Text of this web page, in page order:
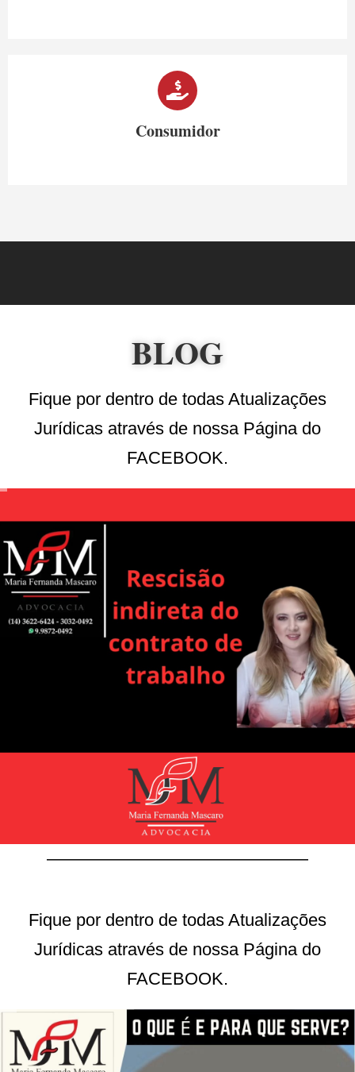
Consumidor
BLOG
Fique por dentro de todas Atualizações
Jurídicas através de nossa Página do
FACEBOOK.
———————————————
Fique por dentro de todas Atualizações
Jurídicas através de nossa Página do
FACEBOOK.